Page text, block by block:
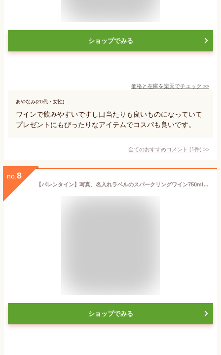
ショップでみる
価格と在庫を楽天でチェック >>
あやなみ(20代・女性)
ワインで飲みやすいですし口当たりも良いものになっていて
プレゼントにもぴったりなアイテムでコスパも良いです。
全てのおすすめコメント (1件) >
no. 8
【バレンタイン】写真、名入れラベルのスパークリングワイン750mlとオリジナルコースター 内祝い、誕生日、結婚祝い、結婚記念日、引き出物、【楽ギフ_包装選択】【楽ギフ_のし宛書】【楽ギフ_メッセ】【楽ギフ_名入れ】母の日 父の日 成人の日 成人祝い ホワイトデー
ショップでみる